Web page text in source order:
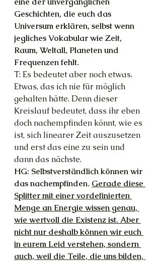
Geschichten, die euch das
Universum erklären, selbst wenn
jegliches Vokabular wie Zeit,
Raum, Weltall, Planeten und
Frequenzen fehlt.
T: Es bedeutet aber noch etwas.
Etwas, das ich nie für möglich
gehalten hätte. Denn dieser
Kreislauf bedeutet, dass ihr eben
doch nachempfinden könnt, wie es
ist, sich linearer Zeit auszusetzen
und erst das eine zu sein und
dann das nächste.
HG: Selbstverständlich können wir
das nachempfinden. Gerade diese
Splitter mit einer vordefinierten
Menge an Energie wissen genau,
wie wertvoll die Existenz ist. Aber
nicht nur deshalb können wir euch
in eurem Leid verstehen, sondern
auch, weil die Teile, die uns bilden,